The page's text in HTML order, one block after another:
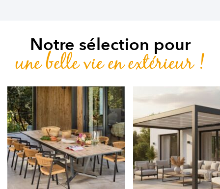
Notre sélection pour
une belle vie en extérieur !